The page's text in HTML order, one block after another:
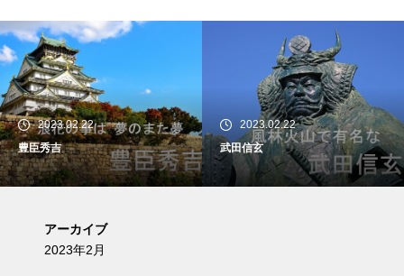
2023.02.22
豊臣秀吉
2023.02.22
武田信玄
アーカイブ
2023年2月